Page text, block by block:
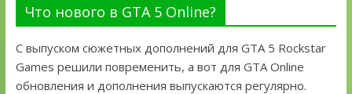
Что нового в GTA 5 Online?
С выпуском сюжетных дополнений для GTA 5 Rockstar
Games решили повременить, а вот для GTA Online
обновления и дополнения выпускаются регулярно.